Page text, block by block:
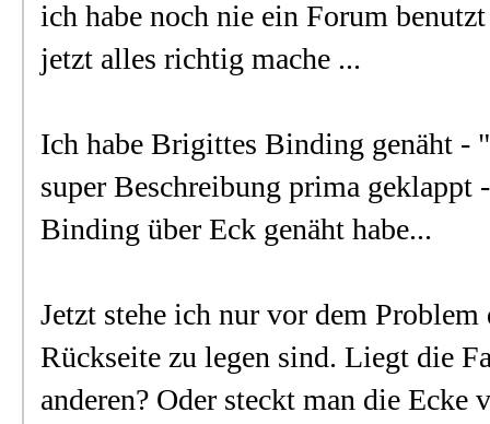
ich habe noch nie ein Forum
jetzt alles richtig mache ...
Ich habe Brigittes Binding genäht -
super Beschreibung prima geklappt
Binding über Eck genäht habe...
Jetzt stehe ich nur vor dem
Rückseite zu legen sind. Liegt die
anderen? Oder steckt man die